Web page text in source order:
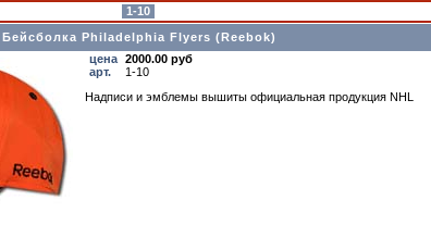
1-10
Бейсболка Philadelphia Flyers (Reebok)
цена 2000.00 руб
арт.
1-10
Надписи и эмблемы вышиты официальная прoдукция NHL